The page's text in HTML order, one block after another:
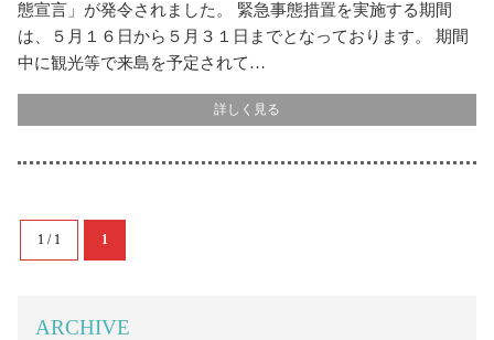
態宣言」が発令されました。 緊急事態措置を実施する期間
は、５月１６日から５月３１日までとなっております。 期間
中に観光等で来島を予定されて…
詳しく見る
1 / 1 1
ARCHIVE